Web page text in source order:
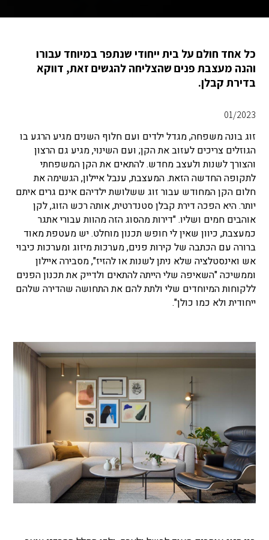
כל אחד חולם על בית ייחודי שנתפר במיוחד עבורו
והנה מעצבת פנים שהצליחה להגשים זאת, דווקא
בדירת קבלן.
01/2023
זוג בונה משפחה, מגדל ילדים ועם חלוף השנים מגיע הרגע בו
הגוזלים צריכים לעזוב את הקן; ועם השינוי, מגיע גם הרצון
והצורך לשנות ולעצב מחדש. להתאים את הקן המשפחתי
לתקופה החדשה הזאת. המעצבת, ענבל איילון, הגשימה את
חלום הקן המחודש עבור זוג ששלושת ילדיהם אינם גרים איתם
יותר. היא הפכה דירת קבלן סטנדרטית, אותה רכש הזוג, לקן
אוהבים חמים ושליו. "דירות מהסוג הזה מהוות עבורי אתגר
כמעצבת, כיוון שאין לי חופש תכנון מוחלט. יש מעטפת מאוד
ברורה עם הכתבה של קירות פנים, מערכות מיזוג ומערכות כיבוי
אש ואינסטלציה שלא ניתן לשנות או להזיז", מסבירה איילון
וממשיכה "השאיפה שלי הייתה להתאים ולדייק את תכנון הפנים
ללקוחות המיוחדים שלי ולתת להם את התחושה שהדירה שלהם
ייחודית ולא כמו כולן".